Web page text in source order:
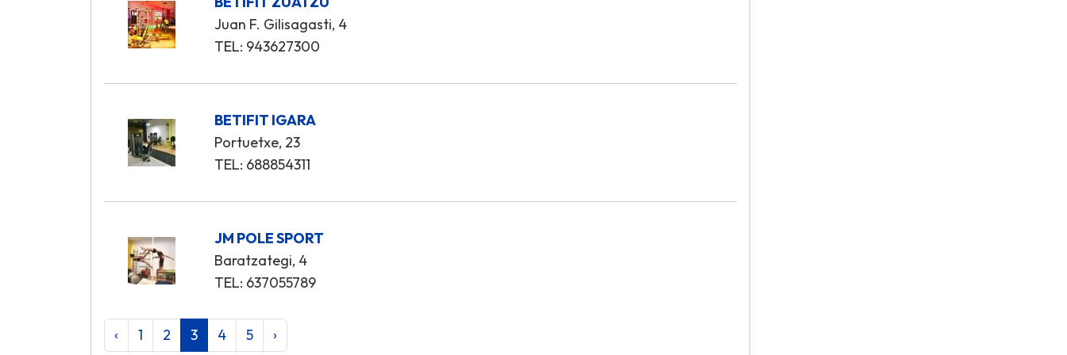
Juan F. Gilisagasti, 4
TEL: 943627300
BETIFIT IGARA
Portuetxe, 23
TEL: 688854311
JM POLE SPORT
Baratzategi, 4
TEL: 637055789
‹ 1 2 3 4 5 ›